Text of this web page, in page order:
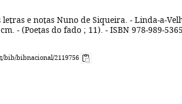
letras e notas Nuno de Siqueira. - Linda-a-
- (Poetas do fado ; 11). - ISBN 978-989-
bibnacional/2119756